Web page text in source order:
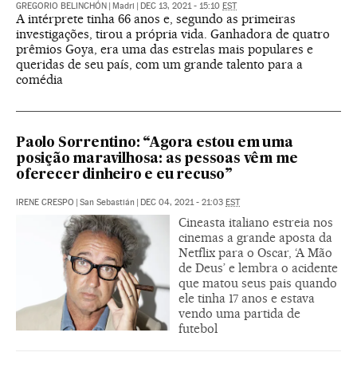
GREGORIO BELINCHÓN Madri DEC 13, 2021 - 15:10 EST
A intérprete tinha 66 anos e, segundo as primeiras
investigações, tirou a própria vida. Ganhadora de quatro
prêmios Goya, era uma das estrelas mais populares e
queridas de seu país, com um grande talento para a
comédia
Paolo Sorrentino: “Agora estou em uma
posição maravilhosa: as pessoas vêm me
oferecer dinheiro e eu recuso”
IRENE CRESPO San Sebastián DEC 04, 2021 - 21:03 EST
Cineasta italiano estreia nos
cinemas a grande aposta da
Netflix para o Oscar, ‘A Mão
de Deus’ e lembra o acidente
que matou seus pais quando
ele tinha 17 anos e estava
vendo uma partida de
futebol